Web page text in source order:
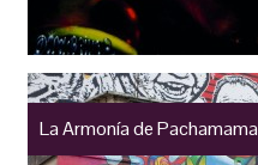
La Armonía de Pachamama